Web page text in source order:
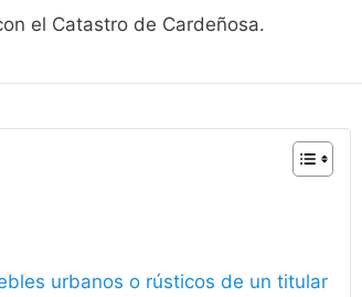
el Catastro de Cardeñosa.
urbanos o rústicos de un titular